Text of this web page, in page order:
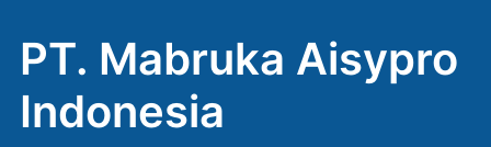
PT. Mabruka Aisypro
Indonesia